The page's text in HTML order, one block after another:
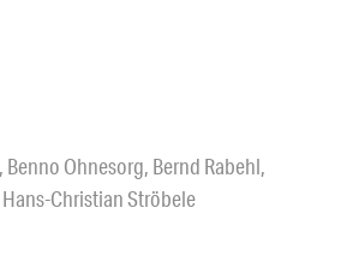
, Benno Ohnesorg, Bernd Rabehl,
Hans-Christian Ströbele